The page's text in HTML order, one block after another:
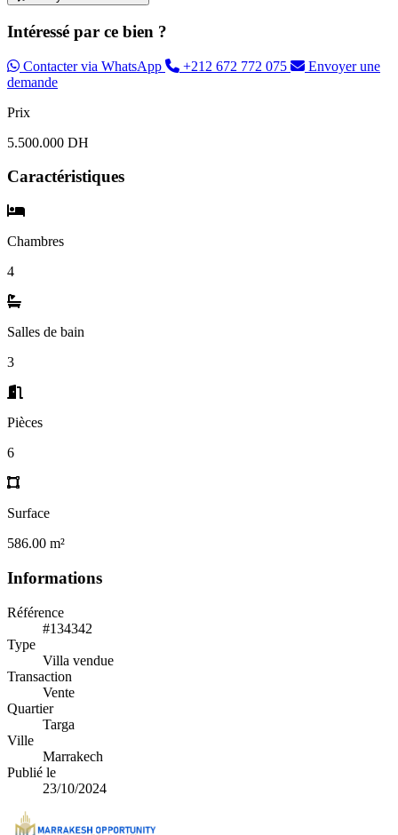
Intéressé par ce bien ?
Contacter via WhatsApp +212 672 772 075
Envoyer une
demande
Prix
5.500.000 DH
Caractéristiques
Chambres
4
Salles de bain
3
Pièces
6
Surface
586.00 m²
Informations
Référence
#134342
Type
Villa vendue
Transaction
Vente
Quartier
Targa
Ville
Marrakech
Publié le
23/10/2024